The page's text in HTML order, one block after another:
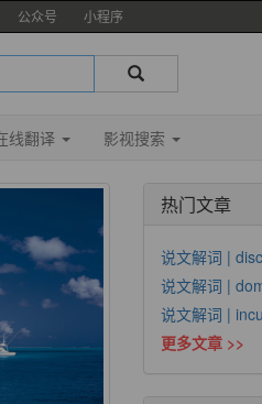
公众号 小程序
线翻译 影视搜索
热门文章
说文解词 |
说文解词 |
说文解词 |
更多文章 >>